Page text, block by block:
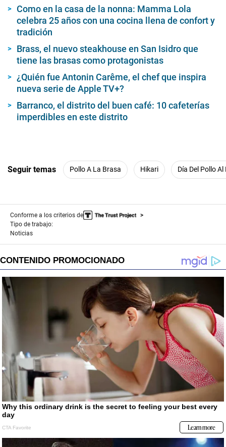
Como en la casa de la nonna: Mamma Lola
celebra 25 años con una cocina llena de confort y
tradición
Brass, el nuevo steakhouse en San Isidro que
tiene las brasas como protagonistas
¿Quién fue Antonin Carême, el chef que inspira
nueva serie de Apple TV+?
Barranco, el distrito del buen café: 10 cafeterías
imperdibles en este distrito
Seguir temas Pollo A La Brasa Hikari Día Del Pollo Al
Conforme a los criterios de
Tipo de trabajo:
Noticias